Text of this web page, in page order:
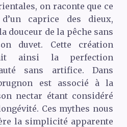
on raconte que ce
caprice des dieux,
douceur de la pêche sans
duvet. Cette création
ainsi la perfection
sans artifice. Dans
est associé à la
nectar étant considéré
Ces mythes nous
la simplicité apparente